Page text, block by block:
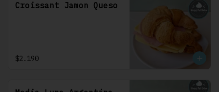
Croissant Jamon Queso
$2.190